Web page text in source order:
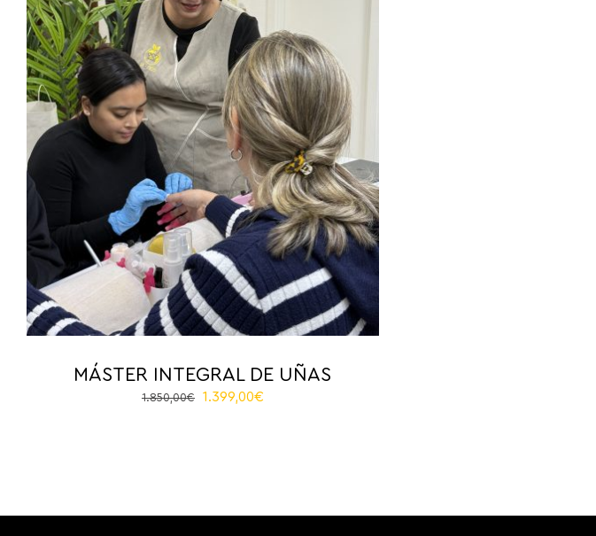
MÁSTER INTEGRAL DE UÑAS
1.850,00€
El
1.399,00€El